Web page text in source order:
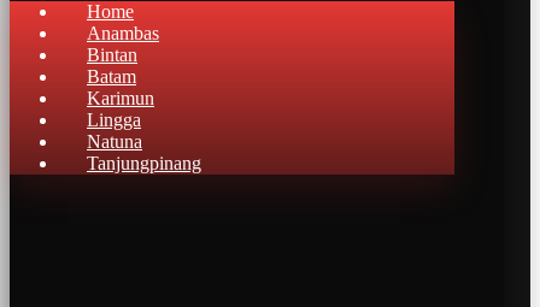
Home
Anambas
Bintan
Batam
Karimun
Lingga
Natuna
Tanjungpinang